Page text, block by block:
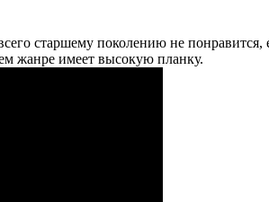
старшему поколению не
жанре имеет высокую планку.